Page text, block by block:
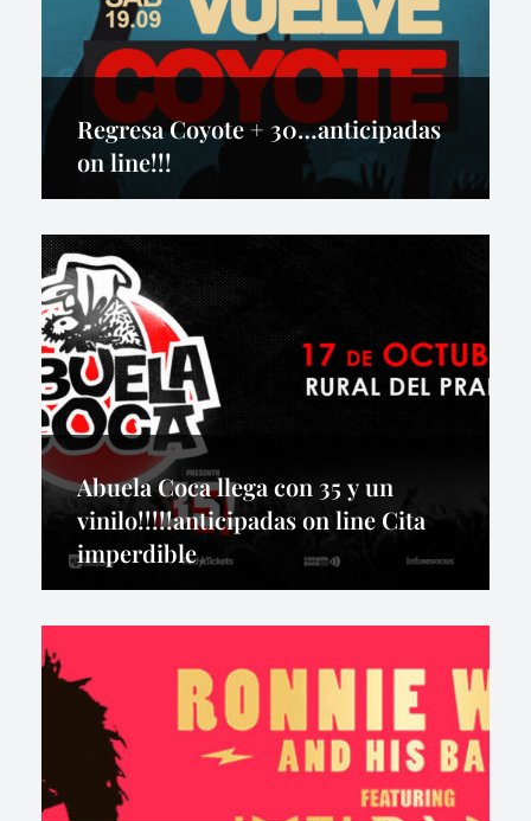
Regresa Coyote + 30…anticipadas
on line!!!
Abuela Coca llega con 35 y un
vinilo!!!!!anticipadas on line Cita
imperdible